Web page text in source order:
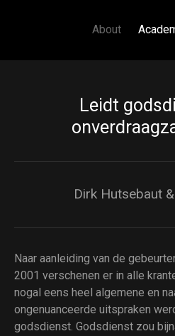
About
Leidt
Dirk Hutsebaut
Naar aanleiding van de
2001 verschenen er in alle
nogal eens heel algemene en
ongenuanceerde uitspraken
godsdienst. Godsdienst zou